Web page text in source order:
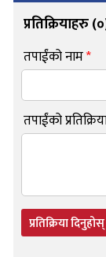
प्रतिक्रियाहरु (०
तपाईंको नाम*
तपाईंको
प्रतिक्रिया दिनुहोस्